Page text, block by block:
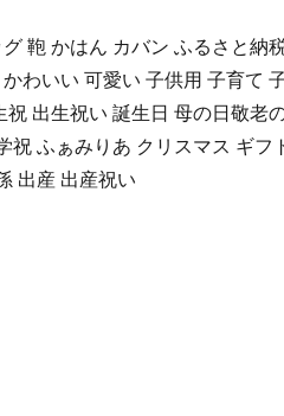
鞄 かはん カバン ふるさと納
わいい 可愛い 子供用 子育て
祝 出生祝い 誕生日 母の日敬老
祝 ふぁみりあ クリスマス ギフ
出産 出産祝い